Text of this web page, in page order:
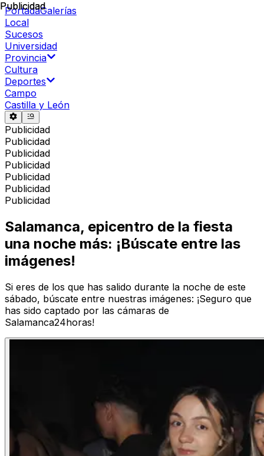
PortadaGalerías
Local
Sucesos
Universidad
Provincia
Cultura
Deportes
Campo
Castilla y León
Publicidad
Publicidad
Publicidad
Publicidad
Publicidad
Publicidad
Publicidad
Publicidad
Salamanca, epicentro de la fiesta
una noche más: ¡Búscate entre las
imágenes!
Si eres de los que has salido durante la noche de este
sábado, búscate entre nuestras imágenes: ¡Seguro que
has sido captado por las cámaras de
Salamanca24horas!
Publicidad